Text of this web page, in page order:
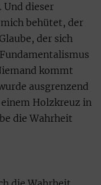
dieser
behütet, der
der sich
kommt
ausgrenzend
Holzkreuz in
die Wahrheit